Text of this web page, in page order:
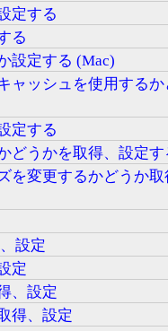
定する
る
設定する (Mac)
ャッシュを使用する
定する
どうかを取得、設定す
を変更するかどうか
設定
定
、設定
得、設定